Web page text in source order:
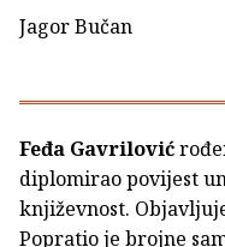
Jagor Bučan
Feđa Gavrilović
diplomirao povijest
književnost.
Popratio je brojne